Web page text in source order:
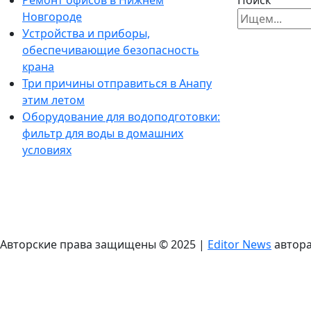
Новгороде
Устройства и приборы,
обеспечивающие безопасность
крана
Три причины отправиться в Анапу
этим летом
Оборудование для водоподготовки:
фильтр для воды в домашних
условиях
Авторские права защищены © 2025 | Editor News